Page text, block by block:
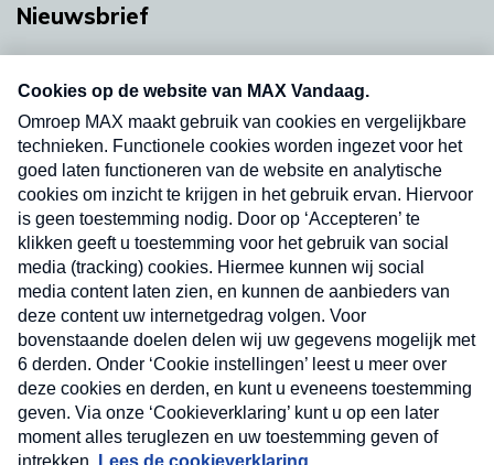
Nieuwsbrief
Neem hier een gratis abonnement op onze
nieuwsbrief. Elke vrijdag- en dinsdagochtend in
uw mailbox.
Verzend
Nieuwsbrief
Neem hier een gratis abonnement op onze
nieuwsbrief. Elke vrijdag- en dinsdagochtend in uw